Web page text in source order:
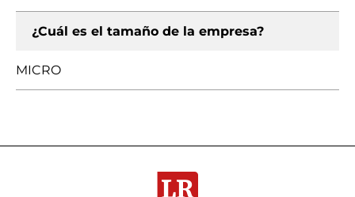
¿Cuál es el tamaño de la empresa?
MICRO